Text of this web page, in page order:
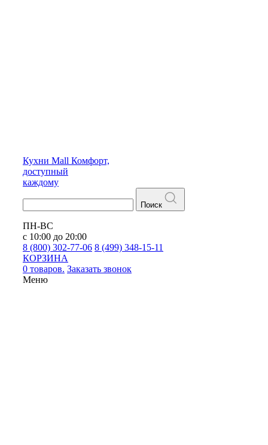
Кухни Mall Комфорт,
доступный
каждому
Поиск
ПН-ВС
с 10:00 до 20:00
8 (800) 302-77-06 8 (499) 348-15-11
КОРЗИНА
0 товаров. Заказать звонок
Меню